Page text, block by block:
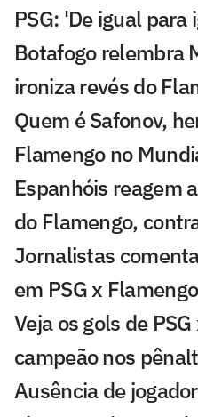
PSG: 'De igual para
Botafogo relembra
ironiza revés do
Quem é Safonov,
Flamengo no
Espanhóis reagem
do Flamengo,
Jornalistas
em PSG x
Veja os gols de
campeão nos
Ausência de